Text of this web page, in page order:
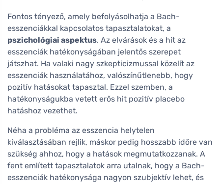
Fontos tényező, amely befolyásolhatja a Bach-
esszenciákkal kapcsolatos tapasztalatokat, a
pszichológiai aspektus. Az elvárások és a hit az
esszenciák hatékonyságában jelentős szerepet
játszhat. Ha valaki nagy szkepticizmussal közelít az
esszenciák használatához, valószínűtlenebb, hogy
pozitív hatásokat tapasztal. Ezzel szemben, a
hatékonyságukba vetett erős hit pozitív placebo
hatáshoz vezethet.
Néha a probléma az esszencia helytelen
kiválasztásában rejlik, máskor pedig hosszabb időre van
szükség ahhoz, hogy a hatások megmutatkozzanak. A
fent említett tapasztalatok arra utalnak, hogy a Bach-
esszenciák hatékonysága nagyon szubjektív lehet, és